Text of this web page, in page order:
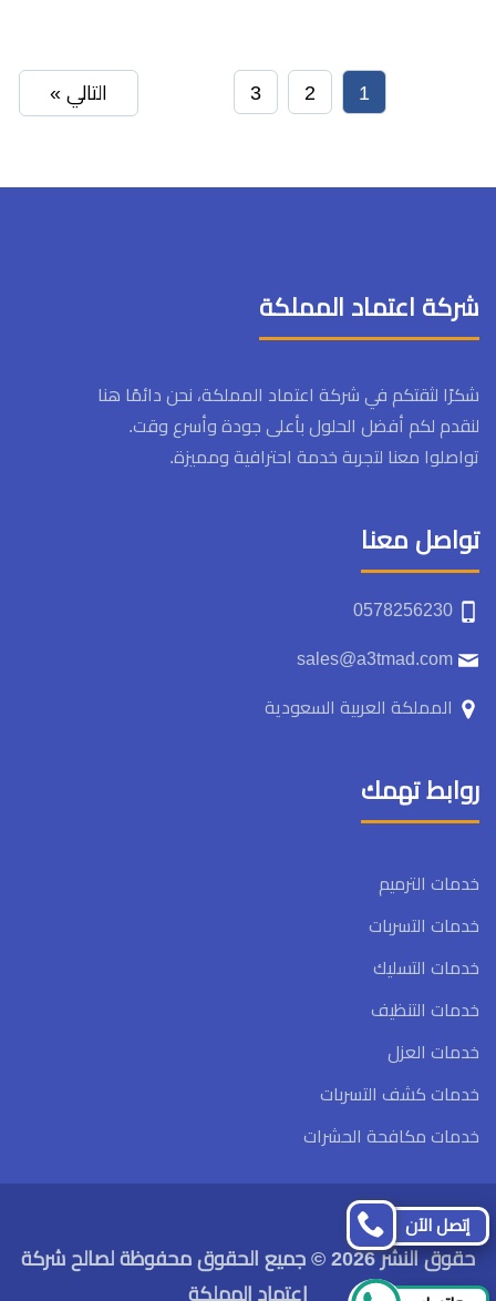
1
2
3 التالي »
شركة اعتماد المملكة
شكرًا لثقتكم في شركة اعتماد المملكة، نحن دائمًا هنا
لنقدم لكم أفضل الحلول بأعلى جودة وأسرع وقت.
تواصلوا معنا لتجربة خدمة احترافية ومميزة.
تواصل معنا
المملكة العربية السعودية
روابط تهمك
خدمات الترميم
خدمات التسربات
خدمات التسليك
خدمات التنظيف
خدمات العزل
خدمات كشف التسربات
خدمات مكافحة الحشرات
تابعنا
على
فيسبوك
تابعنا
على
تويتر
حقوق النشر 2026 © جميع الحقوق محفوظة لصالح شركة
اعتماد المملكة
إتصل الآن